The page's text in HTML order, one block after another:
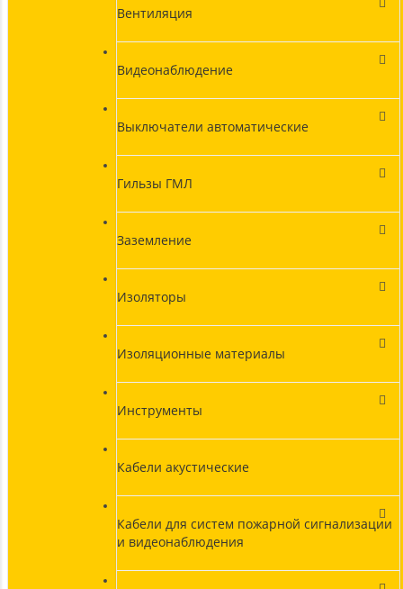
Вентиляция
Видеонаблюдение
Выключатели автоматические
Гильзы ГМЛ
Заземление
Изоляторы
Изоляционные материалы
Инструменты
Кабели акустические
Кабели для систем пожарной сигнализации
и видеонаблюдения